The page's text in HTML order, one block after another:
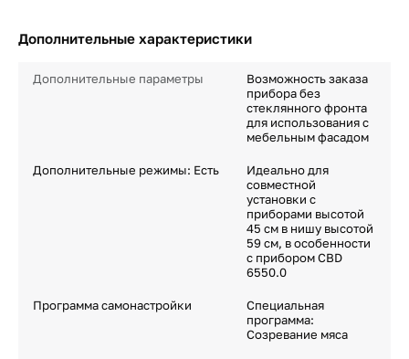
Дополнительные характеристики
Дополнительные параметры
Возможность заказа
прибора без
стеклянного фронта
для использования с
мебельным фасадом
Дополнительные режимы: Есть
Идеально для
совместной
установки с
приборами высотой
45 см в нишу высотой
59 см, в особенности
с прибором CBD
6550.0
Программа самонастройки
Специальная
программа:
Созревание мяса